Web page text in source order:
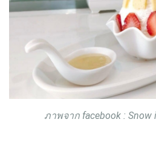
ภาพจาก facebook : Snow